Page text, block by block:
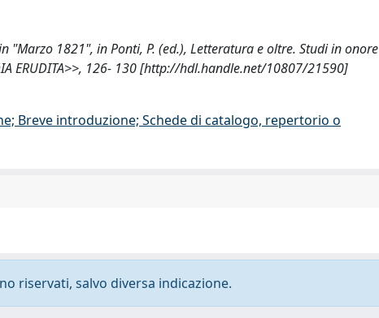
1821", in Ponti, P. (ed.), Letteratura e oltre. Studi in onore
ERUDITA>>, 126- 130 [http://hdl.handle.net/10807/21590]
Breve introduzione; Schede di catalogo, repertorio o
riservati, salvo diversa indicazione.